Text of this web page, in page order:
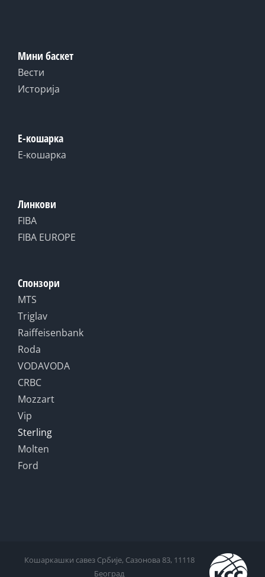
Мини баскет
Вести
Историја
Е-кошарка
Е-кошарка
Линкови
FIBA
FIBA EUROPE
Спонзори
MTS
Triglav
Raiffeisenbank
Roda
VODAVODA
CRBC
Mozzart
Vip
Sterling
Molten
Ford
Кошаркашки савез Србије, Сазонова 83, 11118
Београд